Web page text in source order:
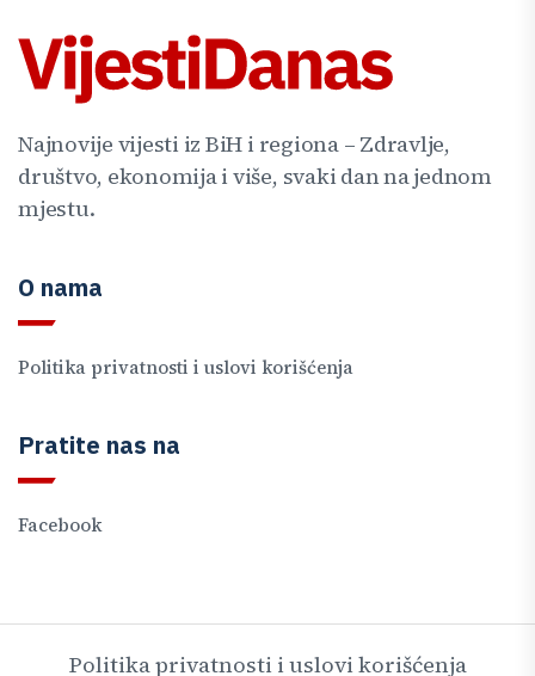
Najnovije vijesti iz BiH i regiona – Zdravlje,
društvo, ekonomija i više, svaki dan na jednom
mjestu.
O nama
Politika privatnosti i uslovi korišćenja
Pratite nas na
Facebook
Politika privatnosti i uslovi korišćenja